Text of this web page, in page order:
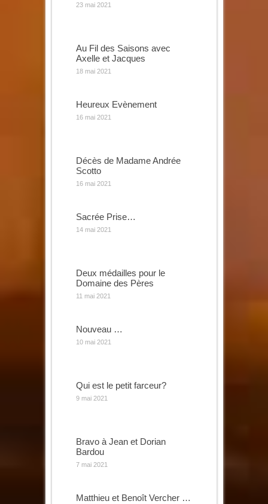
23 mai 2021
Au Fil des Saisons avec
Axelle et Jacques
18 mai 2021
Heureux Evènement
16 mai 2021
Décès de Madame Andrée
Scotto
16 mai 2021
Sacrée Prise…
14 mai 2021
Deux médailles pour le
Domaine des Pères
11 mai 2021
Nouveau …
10 mai 2021
Qui est le petit farceur?
9 mai 2021
Bravo à Jean et Dorian
Bardou
7 mai 2021
Matthieu et Benoît Vercher …